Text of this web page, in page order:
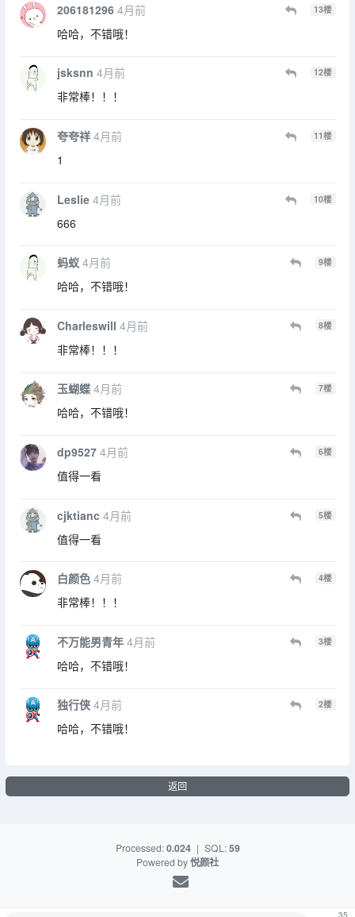
206181296 4月前 13楼
哈哈，不错哦！
jsksnn 4月前 12楼
非常棒！！！
夸夸祥 4月前 11楼
1
Leslie 4月前 10楼
666
蚂蚁 4月前 9楼
哈哈，不错哦！
Charleswill 4月前 8楼
非常棒！！！
玉蝴蝶 4月前 7楼
哈哈，不错哦！
dp9527 4月前 6楼
值得一看
cjktianc 4月前 5楼
值得一看
白颜色 4月前 4楼
非常棒！！！
不万能男青年 4月前 3楼
哈哈，不错哦！
独行侠 4月前 2楼
哈哈，不错哦！
返回
Processed:0.024 | SQL:59
Powered by悦颜社
35